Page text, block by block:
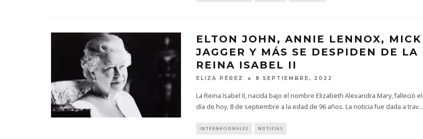
ELTON JOHN, ANNIE LENNOX, MICK
JAGGER Y MÁS SE DESPIDEN DE LA
REINA ISABEL II
ELIZA PÉREZ 8 SEPTIEMBRE, 2022
La Reina Isabel II, nacida bajo el nombre Elizabeth Alexandra Mary, falleció el
día de hoy, 8 de septiembre a la edad de 96 años. La noticia fue dada a trav...
INTERNACIONALES NOTICIAS